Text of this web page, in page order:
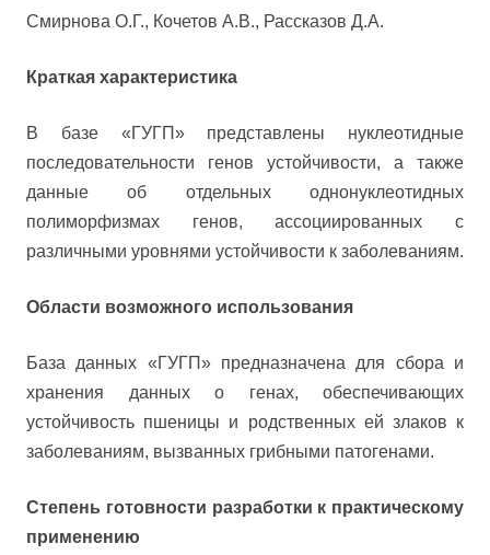
Смирнова О.Г., Кочетов А.В., Рассказов Д.А.
Краткая характеристика
В базе «ГУГП» представлены нуклеотидные
последовательности генов устойчивости, а также
данные об отдельных однонуклеотидных
полиморфизмах генов, ассоциированных с
различными уровнями устойчивости к заболеваниям.
Области возможного использования
База данных «ГУГП» предназначена для сбора и
хранения данных о генах, обеспечивающих
устойчивость пшеницы и родственных ей злаков к
заболеваниям, вызванных грибными патогенами.
Степень готовности разработки к практическому
применению